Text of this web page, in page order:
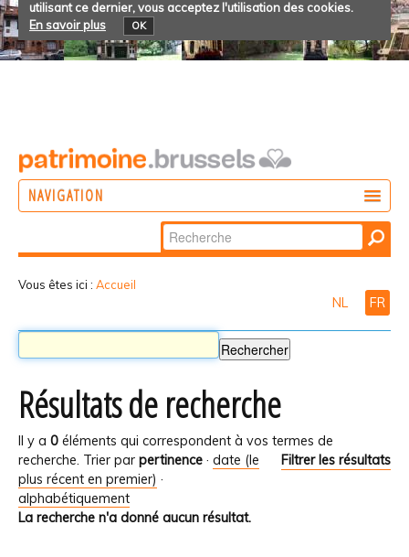
utilisant ce dernier, vous acceptez l'utilisation des cookies.
En savoir plus
OK
NAVIGATION
Chercher par
Recherche
Vous êtes ici : Accueil
NL FR
Résultats de recherche
Il y a 0 éléments qui correspondent à vos termes de
recherche.
Filtrer les résultats
Trier par pertinence · date (le
plus récent en premier) ·
alphabétiquement
La recherche n'a donné aucun résultat.